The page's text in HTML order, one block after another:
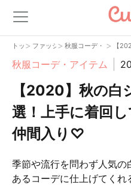
トップ
> ファッション
> 秋服コーデ・アイテム
> 【
秋服コーデ・アイテム
【2020】秋の白
選！上手に着回
仲間入り♡
季節や流行を問わず人気
あるコーデに仕上げてく